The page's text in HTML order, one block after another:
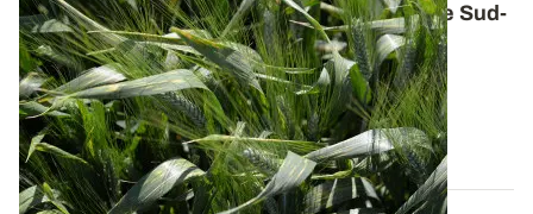
Quelles variétés de blé dur cultiver dans le Sud-
Ouest ?
Retrouvez les préconisations variétales en blé dur
d’ARVALIS pour la région Sud-Ouest...
26 JUILL. 2024